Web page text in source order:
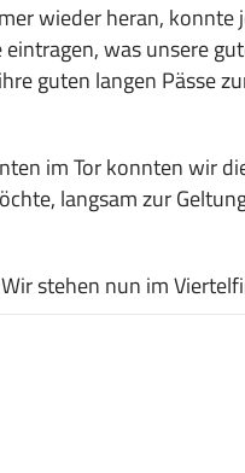
wieder heran,
was unsere
guten langen Pässe
im Tor konnten wir
langsam zur
stehen nun im